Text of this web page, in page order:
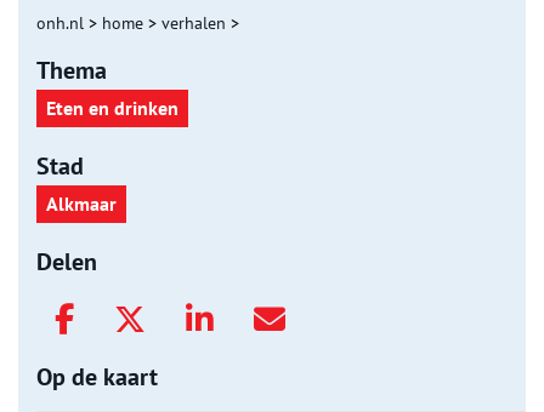
onh.nl > home > verhalen >
Thema
Eten en drinken
Stad
Alkmaar
Delen
Op de kaart